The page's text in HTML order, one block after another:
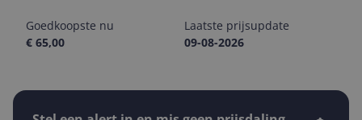
Goedkoopste nu
€ 65,00
Laatste prijsupdate
09-08-2026